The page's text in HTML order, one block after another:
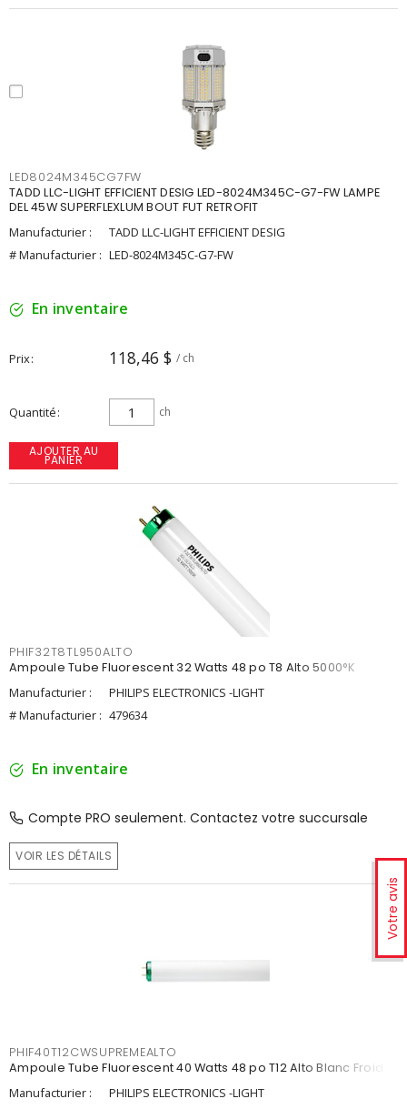
Votre avis
LED8024M345CG7FW
TADD LLC-LIGHT EFFICIENT DESIG LED-8024M345C-G7-FW LAMPE
DEL 45W SUPERFLEXLUM BOUT FUT RETROFIT
Manufacturier :
TADD LLC-LIGHT EFFICIENT DESIG
# Manufacturier : LED-8024M345C-G7-FW
En inventaire
Prix 118,46 $ / ch
Quantité ch
AJOUTER AU
PANIER
PHIF32T8TL950ALTO
Ampoule Tube Fluorescent 32 Watts 48 po T8 Alto 5000°K
Manufacturier :
PHILIPS ELECTRONICS -LIGHT
# Manufacturier : 479634
En inventaire
Compte PRO seulement. Contactez votre succursale
VOIR LES DÉTAILS
PHIF40T12CWSUPREMEALTO
Ampoule Tube Fluorescent 40 Watts 48 po T12 Alto Blanc Froid
Manufacturier :
PHILIPS ELECTRONICS -LIGHT